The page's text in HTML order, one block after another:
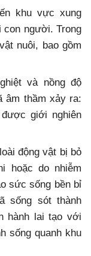
khu vực xung
con người. Trong
nuôi, bao gồm
và nồng độ
âm thầm xảy ra:
giới nghiên
động vật bị bỏ
hoặc do nhiễm
sức sống bền bỉ
sống sót thành
hành lai tạo với
sống quanh khu